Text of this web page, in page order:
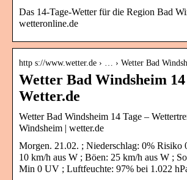
Das 14-Tage-Wetter für die Region Bad
wetteronline.de
http s://www.wetter.de › … › Wetter Bad
Wetter Bad Windsheim 14
Wetter.de
Wetter Bad Windsheim 14 Tage –
Windsheim | wetter.de
Morgen. 21.02. ; Niederschlag: 0% Risiko
10 km/h aus W ; Böen: 25 km/h aus W ;
Min 0 UV ; Luftfeuchte: 97% bei 1.022